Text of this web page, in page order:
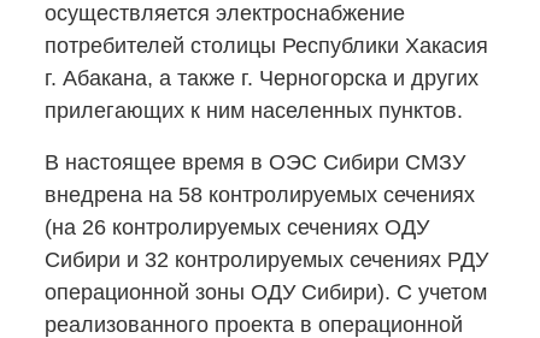
осуществляется электроснабжение
потребителей столицы Республики Хакасия
г. Абакана, а также г. Черногорска и других
прилегающих к ним населенных пунктов.
В настоящее время в ОЭС Сибири СМЗУ
внедрена на 58 контролируемых сечениях
(на 26 контролируемых сечениях ОДУ
Сибири и 32 контролируемых сечениях РДУ
операционной зоны ОДУ Сибири). С учетом
реализованного проекта в операционной